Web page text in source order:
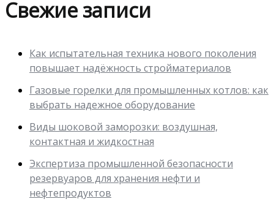
Свежие записи
Как испытательная техника нового поколения
повышает надёжность стройматериалов
Газовые горелки для промышленных котлов: как
выбрать надежное оборудование
Виды шоковой заморозки: воздушная,
контактная и жидкостная
Экспертиза промышленной безопасности
резервуаров для хранения нефти и
нефтепродуктов